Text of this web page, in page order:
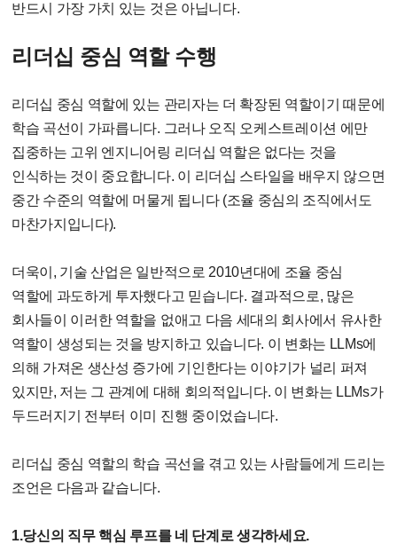
반드시 가장 가치 있는 것은 아닙니다.
리더십 중심 역할 수행
리더십 중심 역할에 있는 관리자는 더 확장된 역할이기 때문에
학습 곡선이 가파릅니다. 그러나 오직 오케스트레이션 에만
집중하는 고위 엔지니어링 리더십 역할은 없다는 것을
인식하는 것이 중요합니다. 이 리더십 스타일을 배우지 않으면
중간 수준의 역할에 머물게 됩니다 (조율 중심의 조직에서도
마찬가지입니다).
더욱이, 기술 산업은 일반적으로 2010년대에 조율 중심
역할에 과도하게 투자했다고 믿습니다. 결과적으로, 많은
회사들이 이러한 역할을 없애고 다음 세대의 회사에서 유사한
역할이 생성되는 것을 방지하고 있습니다. 이 변화는 LLMs에
의해 가져온 생산성 증가에 기인한다는 이야기가 널리 퍼져
있지만, 저는 그 관계에 대해 회의적입니다. 이 변화는 LLMs가
두드러지기 전부터 이미 진행 중이었습니다.
리더십 중심 역할의 학습 곡선을 겪고 있는 사람들에게 드리는
조언은 다음과 같습니다.
1.당신의 직무 핵심 루프를 네 단계로 생각하세요.